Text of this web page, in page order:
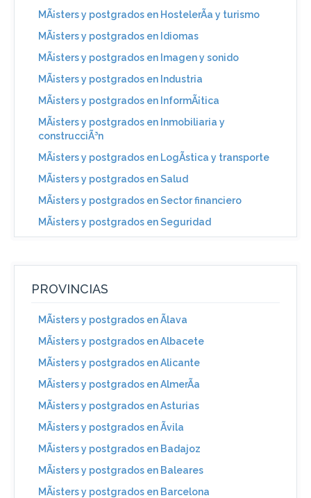
MÃ¡sters y postgrados en HostelerÃ­a y turismo
MÃ¡sters y postgrados en Idiomas
MÃ¡sters y postgrados en Imagen y sonido
MÃ¡sters y postgrados en Industria
MÃ¡sters y postgrados en InformÃ¡tica
MÃ¡sters y postgrados en Inmobiliaria y
construcciÃ³n
MÃ¡sters y postgrados en LogÃ­stica y transporte
MÃ¡sters y postgrados en Salud
MÃ¡sters y postgrados en Sector financiero
MÃ¡sters y postgrados en Seguridad
PROVINCIAS
MÃ¡sters y postgrados en Ãlava
MÃ¡sters y postgrados en Albacete
MÃ¡sters y postgrados en Alicante
MÃ¡sters y postgrados en AlmerÃ­a
MÃ¡sters y postgrados en Asturias
MÃ¡sters y postgrados en Ãvila
MÃ¡sters y postgrados en Badajoz
MÃ¡sters y postgrados en Baleares
MÃ¡sters y postgrados en Barcelona